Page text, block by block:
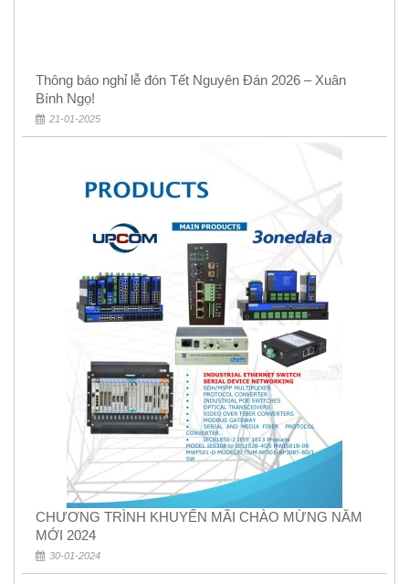
Thông báo nghỉ lễ đón Tết Nguyên Đán 2026 – Xuân
Bính Ngọ!
21-01-2025
CHƯƠNG TRÌNH KHUYẾN MÃI CHÀO MỪNG NĂM
MỚI 2024
30-01-2024